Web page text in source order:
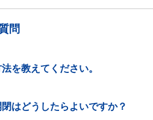
問
を教えてください。
はどうしたらよいですか？